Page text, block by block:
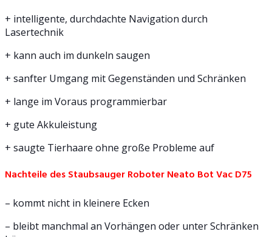
+ intelligente, durchdachte Navigation durch
Lasertechnik
+ kann auch im dunkeln saugen
+ sanfter Umgang mit Gegenständen und Schränken
+ lange im Voraus programmierbar
+ gute Akkuleistung
+ saugte Tierhaare ohne große Probleme auf
Nachteile desStaubsauger Roboter Neato Bot Vac D75
– kommt nicht in kleinere Ecken
– bleibt manchmal an Vorhängen oder unter Schränken